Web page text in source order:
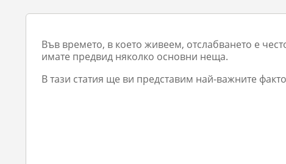
Във времето, в което живеем, отслабването е
имате предвид няколко основни неща.
В тази статия ще ви представим най-важните